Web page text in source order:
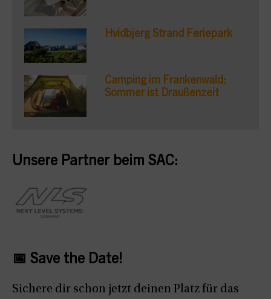
Hvidbjerg Strand Feriepark
Camping im Frankenwald:
Sommer ist Draußenzeit
Unsere Partner beim SAC:
📅 Save the Date!
Sichere dir schon jetzt deinen Platz für das